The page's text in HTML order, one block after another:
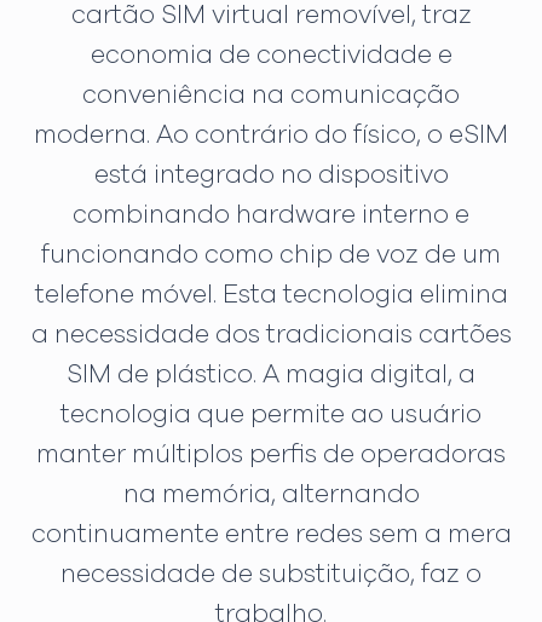
cartão SIM virtual removível, traz
economia de conectividade e
conveniência na comunicação
moderna. Ao contrário do físico, o eSIM
está integrado no dispositivo
combinando hardware interno e
funcionando como chip de voz de um
telefone móvel. Esta tecnologia elimina
a necessidade dos tradicionais cartões
SIM de plástico. A magia digital, a
tecnologia que permite ao usuário
manter múltiplos perfis de operadoras
na memória, alternando
continuamente entre redes sem a mera
necessidade de substituição, faz o
trabalho.